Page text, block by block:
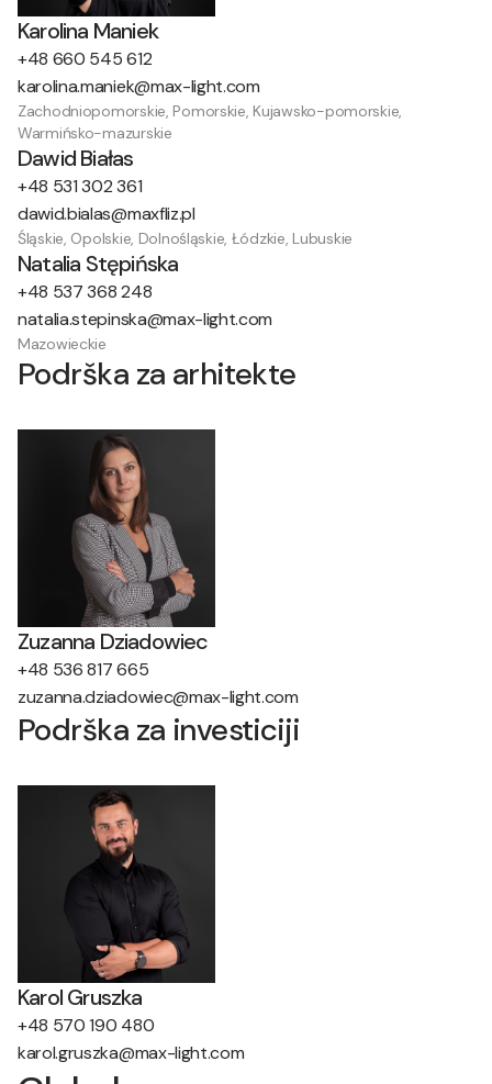
Karolina Maniek
+48 660 545 612
karolina.maniek@max-light.com
Zachodniopomorskie, Pomorskie, Kujawsko-pomorskie,
Warmińsko-mazurskie
Dawid Białas
+48 531 302 361
dawid.bialas@maxfliz.pl
Śląskie, Opolskie, Dolnośląskie, Łódzkie, Lubuskie
Natalia Stępińska
+48 537 368 248
natalia.stepinska@max-light.com
Mazowieckie
Podrška za arhitekte
Zuzanna Dziadowiec
+48 536 817 665
zuzanna.dziadowiec@max-light.com
Podrška za investiciji
Karol Gruszka
+48 570 190 480
karol.gruszka@max-light.com